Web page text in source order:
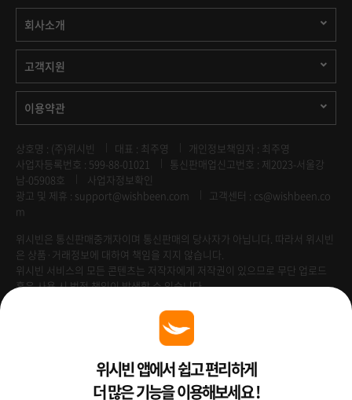
회사소개
고객지원
이용약관
상호명 : (주)위시빈 대표 : 최주영
개인정보책임자 : 최주영
사업자등록번호 : 599-88-01021
통신판매업신고번호 : 제2023-서울강
남-05908호
사업자정보확인
광고 및 제휴 : support@wishbeen.com
고객센터 : cs@wishbeen.co
m
위시빈은 통신판매중개자이며 통신판매의 당사자가 아닙니다. 따라서 위시빈
은 상품·거래정보에 대하여 책임을 지지 않습니다.
위시빈 서비스의 모든 콘텐츠는 저작자에게 저작권이 있으므로 무단 업로드
혹은 사용 시 법적 책임이 발생할 수 있습니다.
Venture Enterprise위시빈 앱에서 쉽고 편리하게
더 많은 기능을 이용해보세요 !